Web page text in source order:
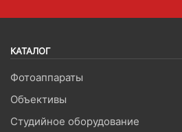
КАТАЛОГ
Фотоаппараты
Объективы
Студийное оборудование